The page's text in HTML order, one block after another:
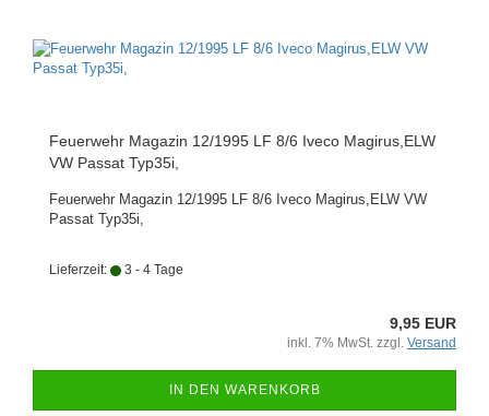
Feuerwehr Magazin 12/1995 LF 8/6 Iveco Magirus,ELW
VW Passat Typ35i,
Feuerwehr Magazin 12/1995 LF 8/6 Iveco Magirus,ELW VW
Passat Typ35i,
Lieferzeit: 3 - 4 Tage
9,95 EUR
inkl. 7% MwSt. zzgl. Versand
IN DEN WARENKORB